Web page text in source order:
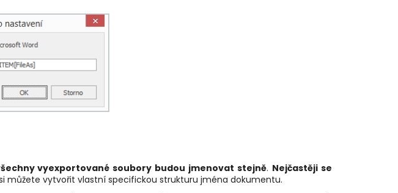
vyexportované soubory budou jmenovat stejně. Nejčastěji se
můžete vytvořit vlastní specifickou strukturu jména dokumentu.